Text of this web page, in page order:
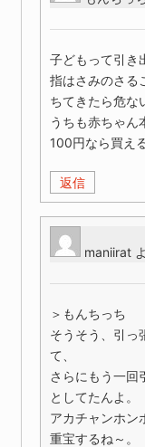
子どもって引き
指はさみのさる
ちてきたら危な
うちも赤ちゃん
100円なら買え
返信
maniirat
＞もんちっち
そうそう、引っ
て、
さらにもう一回
としてたんよ。
アカチャンホン
重宝するね～。